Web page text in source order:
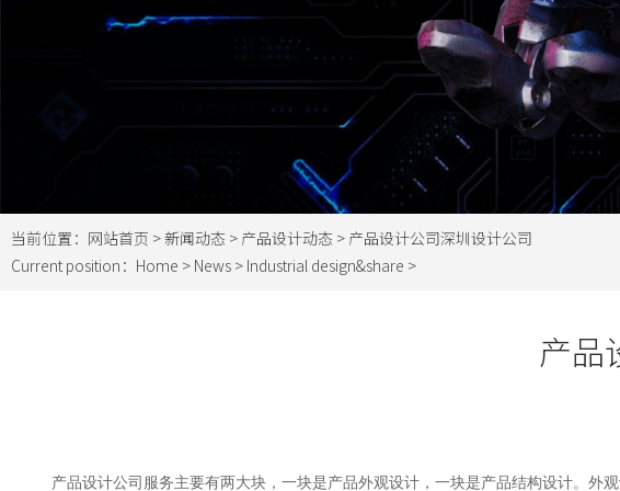
当前位置： 网站首页 >新闻动态 > 产品设计动态 > 产品设计公司深圳设计公司
Current position： Home > News > Industrial design&share >
产品
产品设计公司服务主要有两大块，一块是产品外观设计，一块是产品结构设计。